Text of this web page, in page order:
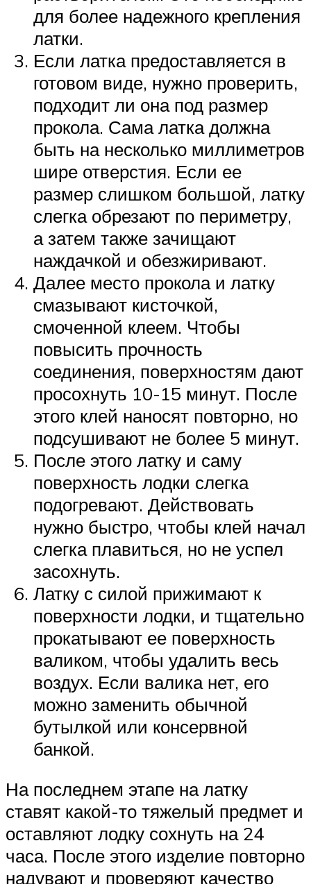
для более надежного крепления
латки.
Если латка предоставляется в
готовом виде, нужно проверить,
подходит ли она под размер
прокола. Сама латка должна
быть на несколько миллиметров
шире отверстия. Если ее
размер слишком большой, латку
слегка обрезают по периметру,
а затем также зачищают
наждачкой и обезжиривают.
Далее место прокола и латку
смазывают кисточкой,
смоченной клеем. Чтобы
повысить прочность
соединения, поверхностям дают
просохнуть 10-15 минут. После
этого клей наносят повторно, но
подсушивают не более 5 минут.
После этого латку и саму
поверхность лодки слегка
подогревают. Действовать
нужно быстро, чтобы клей начал
слегка плавиться, но не успел
засохнуть.
Латку с силой прижимают к
поверхности лодки, и тщательно
прокатывают ее поверхность
валиком, чтобы удалить весь
воздух. Если валика нет, его
можно заменить обычной
бутылкой или консервной
банкой.
На последнем этапе на латку
ставят какой-то тяжелый предмет и
оставляют лодку сохнуть на 24
часа. После этого изделие повторно
надувают и проверяют качество